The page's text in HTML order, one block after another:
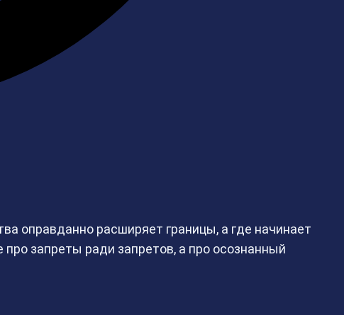
оправданно расширяет границы, а где начинает
запреты ради запретов, а про осознанный